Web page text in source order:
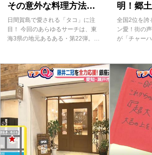
その意外な料理方法と
は？
日間賀島で愛される「タコ」に注
目！ 今回のあらゆるサーチは、東
海3県の地元あるある・第22弾。訪
ま）です。 愛知県南知多町にある
日間賀島は、河和港から船で約20
分。周囲5.5kmで、およそ1,900人
が暮らしています。これだけ近けれ
ば、観光にも訪れやすいのではない
でしょうか。そんな日間賀島には、
地元民からも愛されるある名物があ
りました。 それが、タコ！地元の
方々は「タコは命」「明石のタコよ
り美味しい」などと話します。 島
明！郷
でチャ
いる？
全国2位を誇
ン愛！街の
が「チャー
ある神奈川
たのは、石
した。そこ
チ」では、2
三重県民が
迫ります！
三重県が2
県」ランキ
何のランキ
らいました